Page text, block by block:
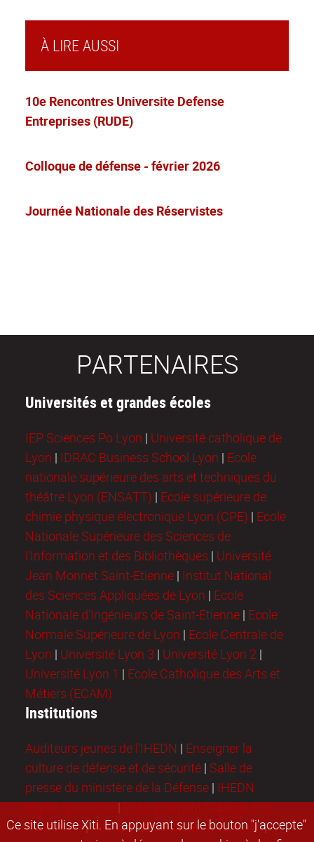
Ce site utilise Xiti. En appuyant sur le bouton "j'accepte"
À LIRE AUSSI
10e Rencontres Universite Defense
Entreprises (RUDE)
Colloque de défense - février 2026
Journée Nationale des Réservistes
PARTENAIRES
Universités et grandes écoles
IEP Sciences Po Lyon | Université catholique de
Lyon | IDRAC Business School Lyon | Ecole
nationale supérieure des arts et techniques du
théâtre Lyon (ENSATT) | Ecole supérieure de
chimie physique électronique Lyon (CPE) | Ecole
Nationale Supérieure des Sciences de
l'Information et des Bibliothèques | Université
Jean Monnet Saint-Etienne | Institut National
des Sciences Appliquées de Lyon | Ecole
Nationale d’Ingénieurs de Saint-Etienne | Ecole
Normale Supérieure de Lyon | Ecole Centrale de
Lyon | Université Lyon 3 | Université Lyon 2 |
Université Lyon 1 | Ecole Catholique des Arts et
Métiers (ECAM)
Institutions
Auditeurs jeunes de l'IHEDN | Enseigner la
culture de défense et de sécurité | Salle de
presse du ministère de la Défense | IHEDN
région lyonnaise|Enseignement Supérieur et
Recherche|Rectorat de l'académie de Lyon|